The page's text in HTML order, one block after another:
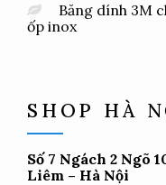
Băng dính 3M
ốp inox
SHOP HÀ
Số 7 Ngách 2 Ngõ
Liêm – Hà Nội